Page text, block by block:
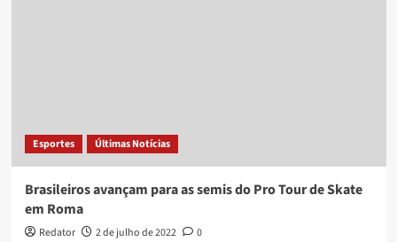
Esportes Últimas Notícias
Brasileiros avançam para as semis do Pro Tour de Skate
em Roma
Redator 2 de julho de 2022
0